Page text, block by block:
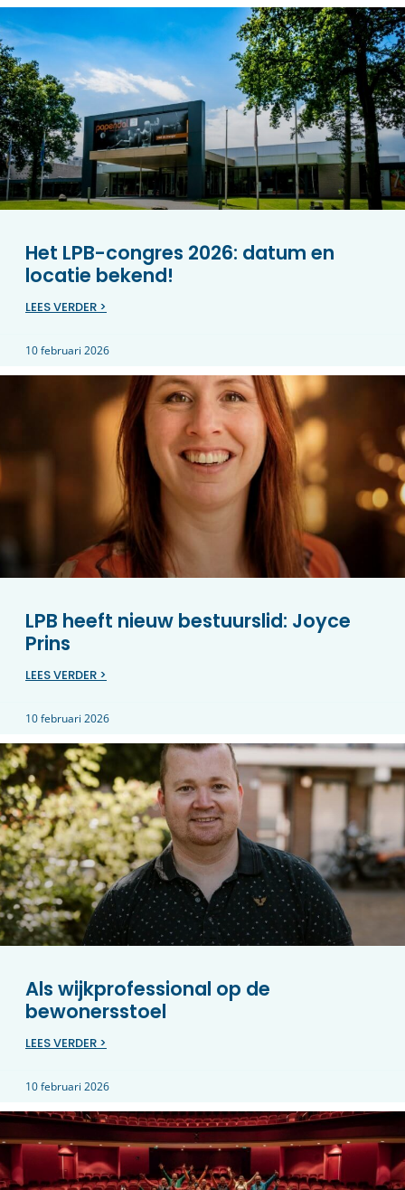
Het LPB-congres 2026: datum en
locatie bekend!
LEES VERDER >
10 februari 2026
LPB heeft nieuw bestuurslid: Joyce
Prins
LEES VERDER >
10 februari 2026
Als wijkprofessional op de
bewonersstoel
LEES VERDER >
10 februari 2026